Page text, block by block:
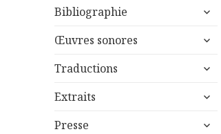
sous-
Bibliographie
ouvrir
sous-
Œuvres sonores
ouvrir
sous-
Traductions
ouvrir
sous-
Extraits
ouvrir
sous-
Presse
ouvrir